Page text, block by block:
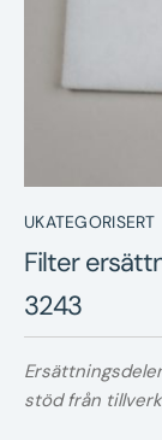
UKATEGORISERT
Filter
3243
stöd från